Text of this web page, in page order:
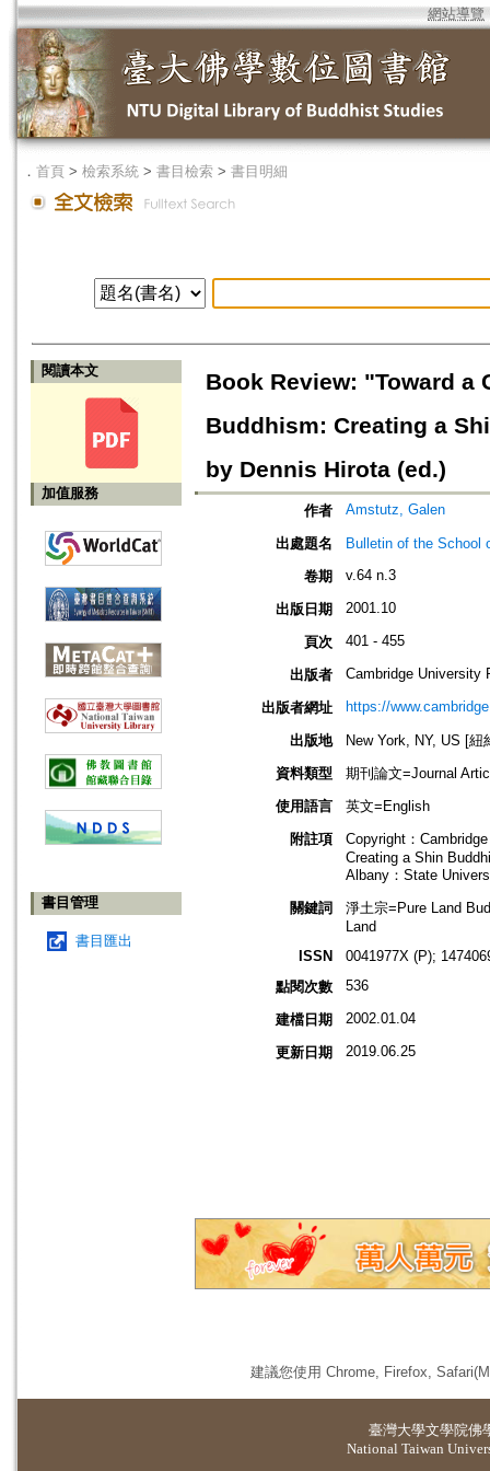
網站導覽
． 首頁 > 檢索系統 > 書目檢索 > 書目明細
閱讀本文
加值服務
書目管理
書目匯出
Book Review: "Toward a
Buddhism: Creating a
by Dennis Hirota (ed.)
作者 Amstutz, Galen
出處題名
Bulletin of the School
卷期
v.64 n.3
出版日期 2001.10
頁次 401 - 455
出版者 Cambridge University
出版者網址 https://
出版地
New York, NY, US [
資料類型
期刊論文=Journal
使用語言
英文=English
附註項
Copyright：
Creating a Shin
Albany：State
關鍵詞
淨土宗=Pure Land
Land
ISSN
0041977X (P);
點閱次數
536
建檔日期 2002.01.04
更新日期 2019.06.25
建議您使用 Chrome, Firefox,
臺灣大學文學院佛
National Taiwan